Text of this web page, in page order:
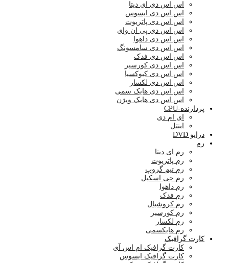
اس اس دی ای دیتا
اس اس دی ایسوس
اس اس دی پاتریوت
اس اس دی پی ان وای
اس اس دی داهوا
اس اس دی سامسونگ
اس اس دی فدک
اس اس دی کورسیر
اس اس دی کیوکسیا
اس اس دی لکسار
اس اس دی هایک سمی
اس اس دی هایک ویژن
پردازنده-CPU
ای ام دی
اینتل
درایو DVD
رم
رم ای دیتا
رم پاتریوت
رم تیم گروپ
رم جی اسکیل
رم داهوا
رم فدک
رم کروشیال
رم کورسیر
رم لکسار
رم هایکسمی
کارت گرافیک
کارت گرافیک ام اس آی
کارت گرافیک ایسوس